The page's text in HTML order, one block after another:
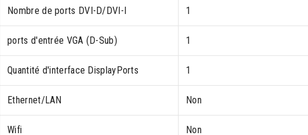
Nombre de ports DVI-D/DVI-I 1
ports d'entrée VGA (D-Sub) 1
Quantité d'interface DisplayPorts 1
Ethernet/LAN Non
Wifi Non